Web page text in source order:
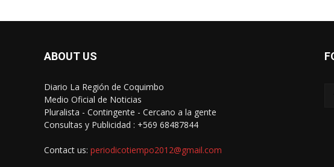
ABOUT US
Diario La Región de Coquimbo
Medio Oficial de Noticias
Pluralista - Contingente - Cercano a la gente
Consultas y Publicidad : +569 68487844
Contact us: periodicotiempo2012@gmail.com